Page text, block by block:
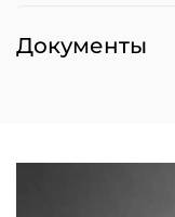
Документы